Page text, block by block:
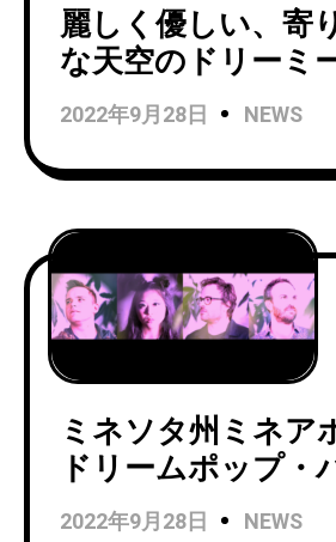
麗しく優しい、寄
な天空のドリーミ
ク。RVNG Intl.が契
たな才能Diatom
ー・シングル「
開。
2022年9月28日 NEWS
ミネソタ州ミネア
ドリームポップ・
Lumariがデビュー
2022年9月28日 NEWS